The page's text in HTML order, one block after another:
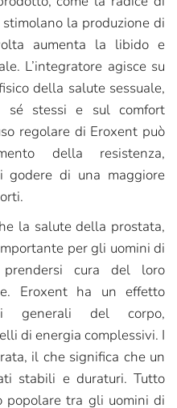
la produzione di
aumenta la libido e
L’integratore agisce su
della salute sessuale,
sé stessi e sul comfort
regolare di Eroxent può
della resistenza,
godere di una maggiore
la salute della prostata,
per gli uomini di
cura del loro
Eroxent ha un effetto
generali del corpo,
di energia complessivi. I
il che significa che un
stabili e duraturi. Tutto
popolare tra gli uomini di